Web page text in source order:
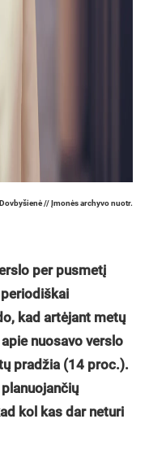
// Įmonės archyvo nuotr.
per pusmetį
kad artėjant metų
nuosavo verslo
pradžia (14 proc.).
kol kas dar neturi